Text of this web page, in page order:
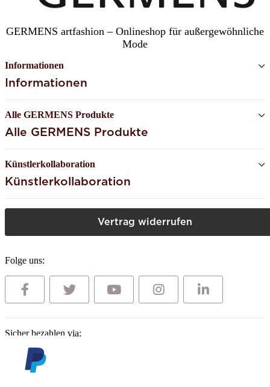
GERMENS artfashion – Onlineshop für außergewöhnliche
Mode
Informationen
Informationen
Alle GERMENS Produkte
Alle GERMENS Produkte
Künstlerkollaboration
Künstlerkollaboration
Vertrag widerrufen
Folge uns:
Sicher bezahlen via: